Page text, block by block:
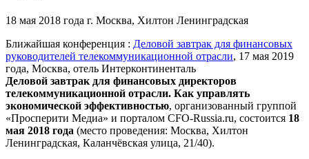
18 мая 2018 года г. Москва, Хилтон Ленинградская
Ближайшая конференция : Деловой завтрак для финансовых
руководителей телекоммуникационной отрасли, 17 мая 2019
года, Москва, отель Интерконтиненталь
Деловой завтрак для финансовых директоров
телекоммуникационной отрасли. Как управлять
экономической эффективностью, организованный группой
«Просперити Медиа» и порталом CFO-Russia.ru, состоится 18
мая 2018 года (место проведения: Москва, Хилтон
Ленинградская, Каланчёвская улица, 21/40).